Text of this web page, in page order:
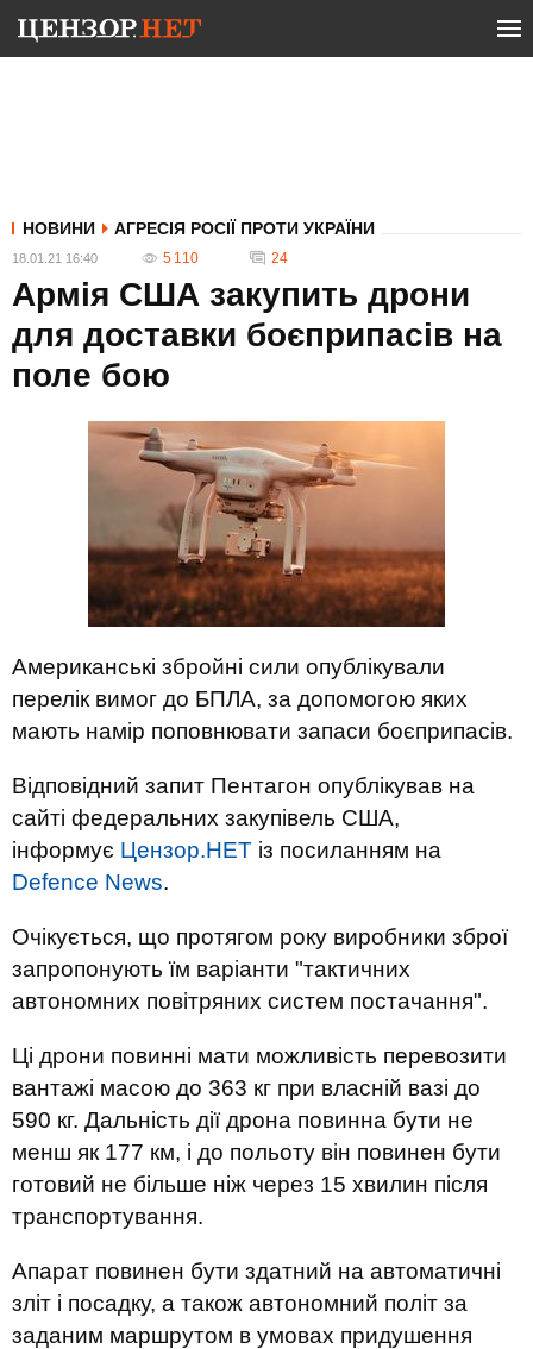
НОВИНИ АГРЕСІЯ РОСІЇ ПРОТИ УКРАЇНИ
18.01.21 16:40 5 110 24
Армія США закупить дрони
для доставки боєприпасів на
поле бою
Американські збройні сили опублікували
перелік вимог до БПЛА, за допомогою яких
мають намір поповнювати запаси боєприпасів.
Відповідний запит Пентагон опублікував на
сайті федеральних закупівель США,
інформує Цензор.НЕТ із посиланням на
Defence News.
Очікується, що протягом року виробники зброї
запропонують їм варіанти "тактичних
автономних повітряних систем постачання".
Ці дрони повинні мати можливість перевозити
вантажі масою до 363 кг при власній вазі до
590 кг. Дальність дії дрона повинна бути не
менш як 177 км, і до польоту він повинен бути
готовий не більше ніж через 15 хвилин після
транспортування.
Апарат повинен бути здатний на автоматичні
зліт і посадку, а також автономний політ за
заданим маршрутом в умовах придушення